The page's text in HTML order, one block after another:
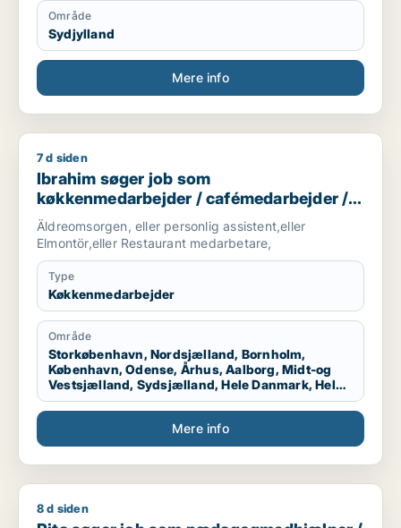
Område
Sydjylland
Mere info
Ibrahim søger job som køkkenmedarbejder /
7 d siden
Ibrahim søger job som
køkkenmedarbejder / cafémedarbejder /
hotelmedarbejder
Äldreomsorgen, eller personlig assistent,eller
Elmontör,eller Restaurant medarbetare,
Type
Køkkenmedarbejder
Område
Storkøbenhavn, Nordsjælland, Bornholm,
København, Odense, Århus, Aalborg, Midt-og
Vestsjælland, Sydsjælland, Hele Danmark, Hele
Sjælland, Hele Jylland, Vestjylland
Mere info
Rita søger job som pædagogmedhjælper / receptionist /
8 d siden